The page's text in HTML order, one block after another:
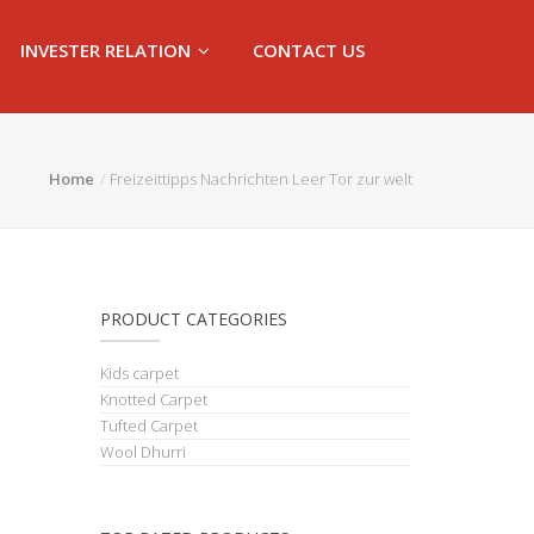
INVESTER RELATION CONTACT US
Home Freizeittipps Nachrichten Leer Tor zur welt
PRODUCT CATEGORIES
Kids carpet
Knotted Carpet
Tufted Carpet
Wool Dhurri